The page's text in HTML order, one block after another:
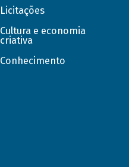
Licitações
Cultura e economia
criativa
Conhecimento